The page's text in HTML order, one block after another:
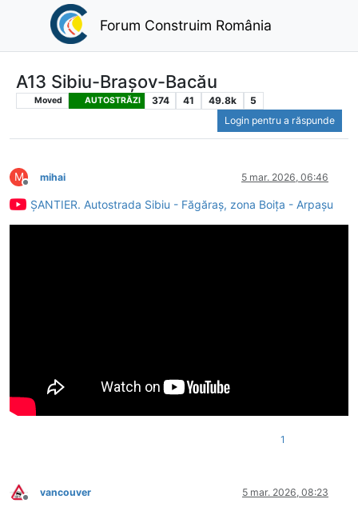
Forum Construim România
A13 Sibiu-Brașov-Bacău
Moved AUTOSTRĂZI 374 41 49.8k
5
Login pentru a răspunde
M
Deconectat
mihai 5 mar. 2026, 06:46
ȘANTIER. Autostrada Sibiu - Făgăraș, zona Boița - Arpașu
1
Deconectat
vancouver 5 mar. 2026, 08:23